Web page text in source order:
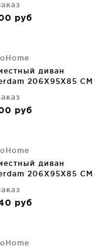
руб
диван
206X95X85 CM
руб
диван
206X95X85 CM
руб